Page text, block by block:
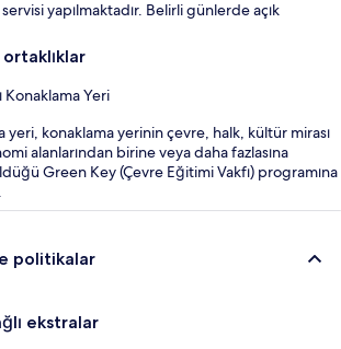
yapılmaktadır. Belirli günlerde açık
Konaklama Yeri
yeri, konaklama yerinin çevre, halk, kültür mirası
alanlarından birine veya daha fazlasına
Green Key (Çevre Eğitimi Vakfı) programına
politikalar
ekstralar